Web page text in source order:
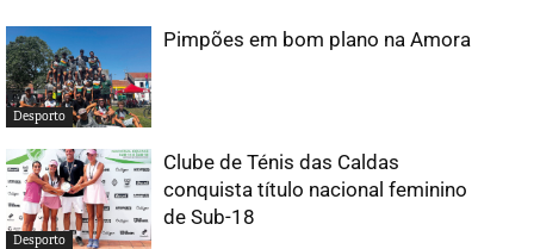
Desporto
Pimpões em bom plano na Amora
Desporto
Clube de Ténis das Caldas
conquista título nacional feminino
de Sub-18